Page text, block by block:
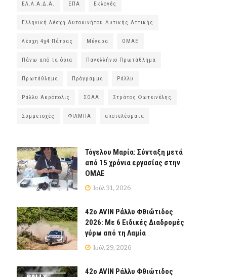
ΕΛ.Λ.Α.Δ.Α. ΕΠΑ Εκλογές
Ελληνική Λέσχη Αυτοκινήτου Δυτικής Αττικής
Λέσχη 4χ4 Πάτρας Μέγαρα ΟΜΑΕ
Πάνω από τα όρια Πανελλήνιο Πρωτάθλημα
Πρωτάθλημα Πρόγραμμα Ράλλυ
Ράλλυ Ακρόπολις ΣΟΑΑ Στράτος Φωτεινέλης
Συμμετοχές ΦΙΛΜΠΑ αποτελέσματα
Τόγελου Μαρία: Σύνταξη μετά
από 15 χρόνια εργασίας στην
ΟΜΑΕ
Ιούλ 31, 2026
42ο AVIN Ράλλυ Φθιώτιδος
2026: Με 6 Ειδικές Διαδρομές
γύρω από τη Λαμία
Ιούλ 29, 2026
42ο AVIN Ράλλυ Φθιώτιδος